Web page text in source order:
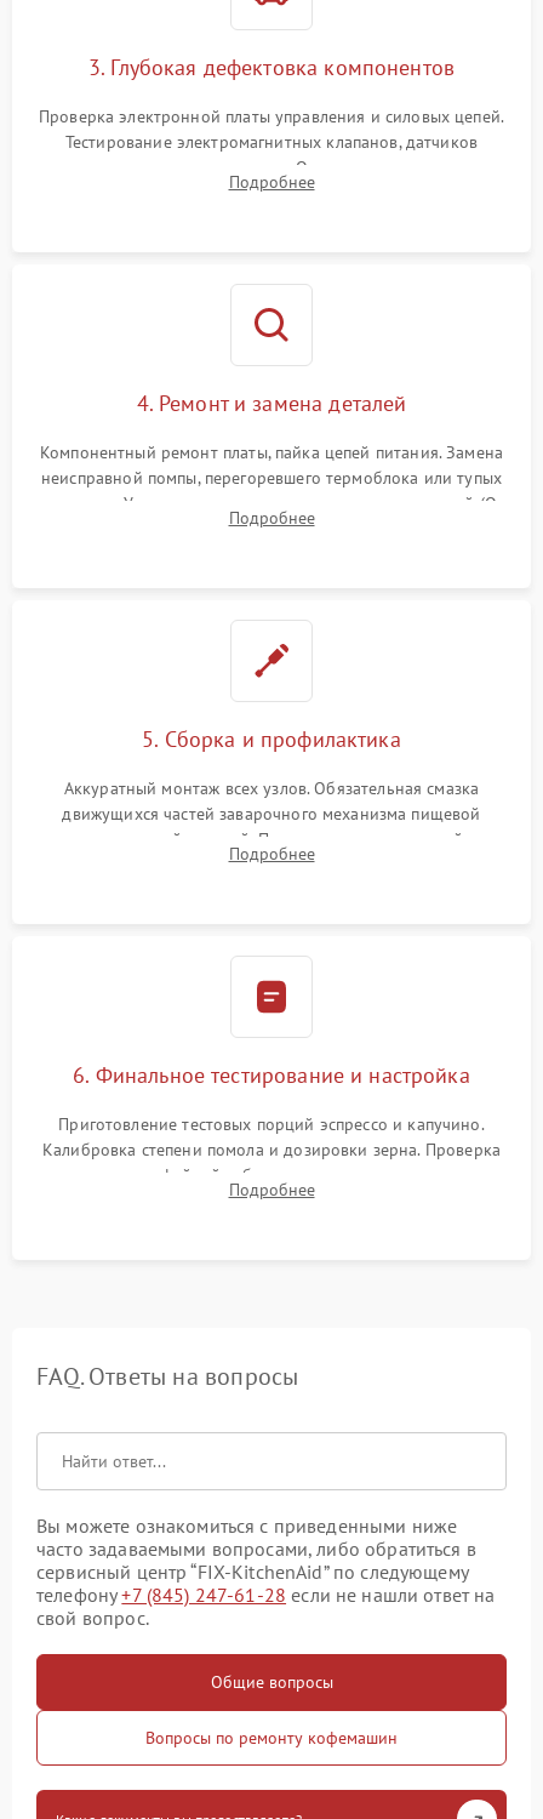
3. Глубокая дефектовка компонентов
Проверка электронной платы управления и силовых цепей.
Тестирование электромагнитных клапанов, датчиков
температуры и расходомера. Оценка степени износа
жерновов кофемолки, уплотнительных колец гидросистемы
Подробнее
4. Ремонт и замена деталей
Компонентный ремонт платы, пайка цепей питания. Замена
неисправной помпы, перегоревшего термоблока или тупых
жерновов. Установка новых силиконовых уплотнителей (O-
ring) и тефлоновых трубок для надежного устранения
Подробнее
5. Сборка и профилактика
Аккуратный монтаж всех узлов. Обязательная смазка
движущихся частей заварочного механизма пищевой
силиконовой смазкой. Проведение программной
декальцинации и очистки системы от кофейных масел.
Подробнее
6. Финальное тестирование и настройка
Приготовление тестовых порций эспрессо и капучино.
Калибровка степени помола и дозировки зерна. Проверка
плотности кофейной таблетки, температуры напитка и
качества молочной пены. Контроль отсутствия посторонних
Подробнее
FAQ. Ответы на вопросы
Вы можете ознакомиться с приведенными ниже
часто задаваемыми вопросами, либо обратиться в
сервисный центр “FIX-KitchenAid” по следующему
телефону+7 (845) 247-61-28 если не нашли ответ на
свой вопрос.
Общие вопросы
Вопросы по ремонту кофемашин